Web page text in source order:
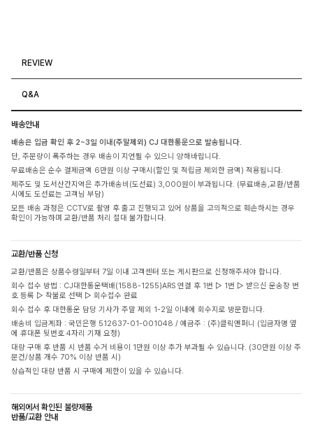
REVIEW
Q&A
배송안내
배송은 입금 확인 후 2~3일 이내(주말제외) CJ 대한통운으로 발송됩니다.
단, 주문량이 폭주하는 경우 배송이 지연될 수 있으니 양해바랍니다.
무료배송은 순수 결제금액 6만원 이상 구매시(할인 및 적립금 제외한 금액) 적용됩니다.
제주도 및 도서산간지역은 추가배송비(도선료) 3,000원이 부과됩니다. (무료배송,교환/반품
시에도 도선료는 고객님 부담)
모든 배송 과정은 CCTV로 촬영 후 출고 진행되고 있어 상품을 고의적으로 훼손하시는 경우
확인이 가능하며 교환/반품 처리 절대 불가합니다.
교환/반품 신청
교환/반품은 상품수령일부터 7일 이내 고객센터 또는 게시판으로 신청해주셔야 합니다.
회수 접수 방법 : CJ대한통운택배(1588-1255)ARS 연결 후 1번 ▷ 1번 ▷ 받으신 운송장 번
호 등록 ▷ 착불로 선택 ▷ 회수접수 완료
회수 접수 후 대한통운 담당 기사가 주말 제외 1-2일 이내에 회수지로 방문합니다.
배송비 입금계좌 : 국민은행 512637-01-001048 / 예금주 : (주)클릭앤퍼니 (입금자명 옆
에 휴대폰 뒷번호 4자리 기재 요청)
대량 구매 후 반품 시 반품 수거 비용이 1만원 이상 추가 부과될 수 있습니다. (30만원 이상 주
문건/상품 개수 70% 이상 반품 시)
상습적인 대량 반품 시 구매에 제한이 있을 수 있습니다.
해외에서 확인된 불량제품
반품/교환 안내